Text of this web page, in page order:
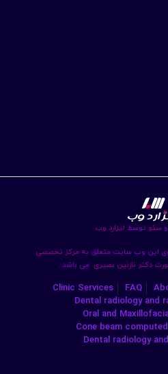
و سئو توسط لیزارد وب
این وب سایت متعلق به مرکز تخصصی
دکتر نازنین بصیری می باشد .
FAQ
Clinic Services
Dental radiology and
Oral and
Cone beam
Dental radiology